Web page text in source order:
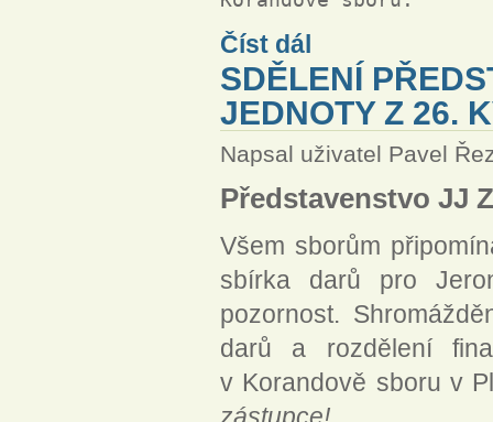
Číst dál
SDĚLENÍ
JEDNOTY Z 26.
Napsal uživatel Pavel
Představenstvo JJ
Všem sborům
sbírka darů pro
pozornost.
darů a rozdělení
v Korandově sboru v
zástupce!